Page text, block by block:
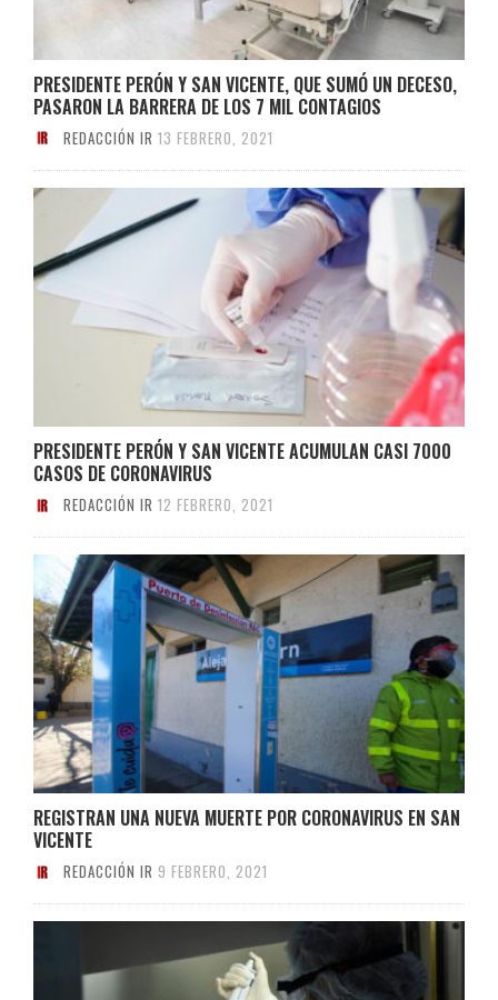
PRESIDENTE PERÓN Y SAN VICENTE, QUE SUMÓ UN DECESO,
PASARON LA BARRERA DE LOS 7 MIL CONTAGIOS
REDACCIÓN IR 13 FEBRERO, 2021
PRESIDENTE PERÓN Y SAN VICENTE ACUMULAN CASI 7000
CASOS DE CORONAVIRUS
REDACCIÓN IR 12 FEBRERO, 2021
REGISTRAN UNA NUEVA MUERTE POR CORONAVIRUS EN SAN
VICENTE
REDACCIÓN IR 9 FEBRERO, 2021